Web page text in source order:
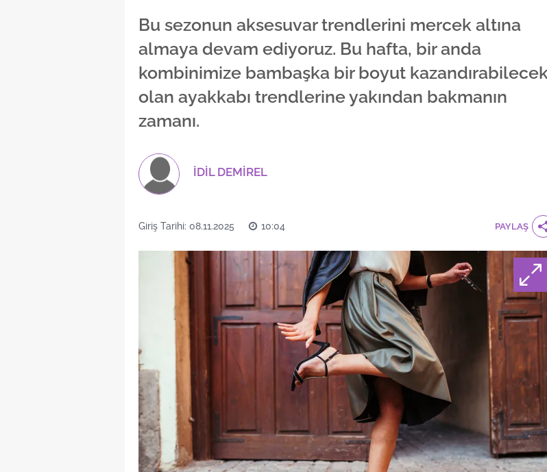
Bu sezonun aksesuvar trendlerini mercek altına
almaya devam ediyoruz. Bu hafta, bir anda
kombinimize bambaşka bir boyut
olan ayakkabı trendlerine yakından bakmanın
zamanı.
İDİL DEMİREL
Giriş Tarihi: 08.11.2025 10:04 PAYLAŞ